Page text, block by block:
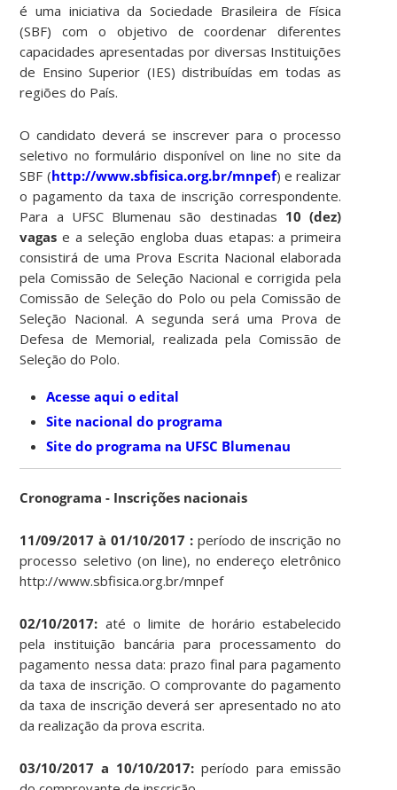
é uma iniciativa da Sociedade Brasileira de Física
(SBF) com o objetivo de coordenar diferentes
capacidades apresentadas por diversas Instituições
de Ensino Superior (IES) distribuídas em todas as
regiões do País.
O candidato deverá se inscrever para o processo
seletivo no formulário disponível on line no site da
SBF (http://www.sbfisica.org.br/mnpef) e realizar
o pagamento da taxa de inscrição correspondente.
Para a UFSC Blumenau são destinadas 10 (dez)
vagas e a seleção engloba duas etapas: a primeira
consistirá de uma Prova Escrita Nacional elaborada
pela Comissão de Seleção Nacional e corrigida pela
Comissão de Seleção do Polo ou pela Comissão de
Seleção Nacional. A segunda será uma Prova de
Defesa de Memorial, realizada pela Comissão de
Seleção do Polo.
Acesse aqui o edital
Site nacional do programa
Site do programa na UFSC Blumenau
Cronograma - Inscrições nacionais
11/09/2017 à 01/10/2017 :período de inscrição no
processo seletivo (on line), no endereço eletrônico
http://www.sbfisica.org.br/mnpef
02/10/2017: até o limite de horário estabelecido
pela instituição bancária para processamento do
pagamento nessa data: prazo final para pagamento
da taxa de inscrição. O comprovante do pagamento
da taxa de inscrição deverá ser apresentado no ato
da realização da prova escrita.
03/10/2017 a 10/10/2017:período para emissão